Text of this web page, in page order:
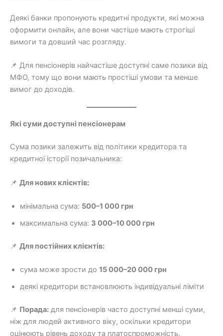
Деякі банки пропонують кредитні продукти, які можна
оформити онлайн, але вони частіше мають строгіші
вимоги та довший час розгляду.
📌 Для пенсіонерів найчастіше доступні саме позики від
МФО, тому що вони мають простіші умови та менше
вимог до доходів.
Які суми доступні пенсіонерам
Сума позики залежить від політики кредитора та
кредитної історії позичальника:
📌 Для нових клієнтів:
мінімальна сума: 500–1 000 грн
максимальна сума: 3 000–10 000 грн
📌 Для постійних клієнтів:
сума може зрости до 15 000–20 000 грн
деякі кредитори встановлюють індивідуальні ліміти
📌 Порада: для пенсіонерів часто доступні менші суми,
ніж для людей активного віку, оскільки кредитори
оцінюють рівень доходу та платоспроможність.